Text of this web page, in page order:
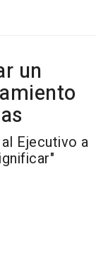
un
Ejecutivo a